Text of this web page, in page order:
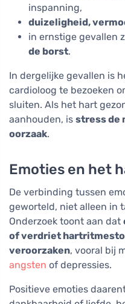
inspanning,
duizeligheid,
in ernstige gevallen
de borst.
In dergelijke gevallen is
cardioloog te bezoeken
sluiten. Als het hart
aanhouden, is stress de
oorzaak.
Emoties en het
De verbinding tussen
geworteld, niet alleen in
Onderzoek toont aan dat
of verdriet
veroorzaken, vooral bij
angsten of depressies.
Positieve emoties